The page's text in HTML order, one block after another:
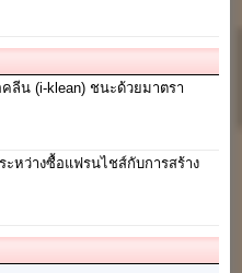
ลีน (i-klean) ชนะด้วยมาตรา
ะหว่างซื้อแฟรนไชส์กับการสร้าง